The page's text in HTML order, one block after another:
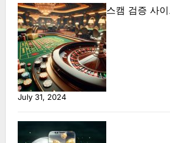
스캠 검증 사
July 31, 2024